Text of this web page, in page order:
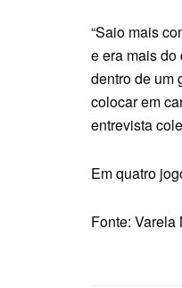
“Saio mais
e era mais
dentro de um
colocar em
entrevista
Em quatro
Fonte: Varela